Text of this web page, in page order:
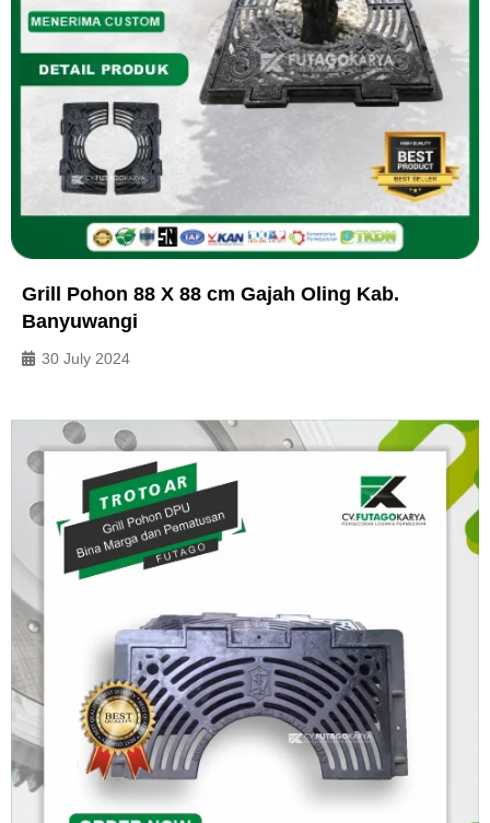
Grill Pohon 88 X 88 cm Gajah Oling Kab.
Banyuwangi
30 July 2024